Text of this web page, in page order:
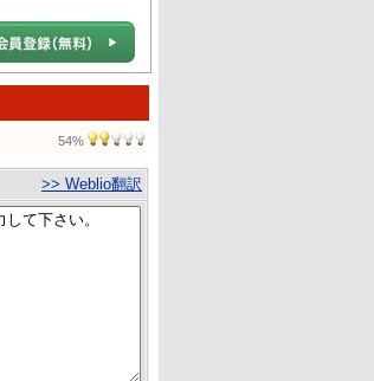
54%
>> Weblio翻訳